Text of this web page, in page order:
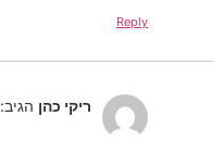
Reply
ריקי כהן הגיב: